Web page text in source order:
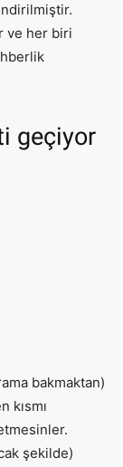
ve her biri
geçiyor
bakmaktan)
kısmı
şekilde)